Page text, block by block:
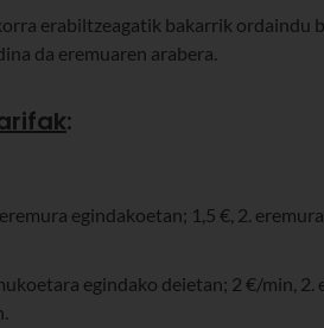
erabiltzeagatik bakarrik ordaindu
da eremuaren arabera.
:
egindakoetan; 1,5 €, 2.
egindako deietan; 2 €/min, 2.